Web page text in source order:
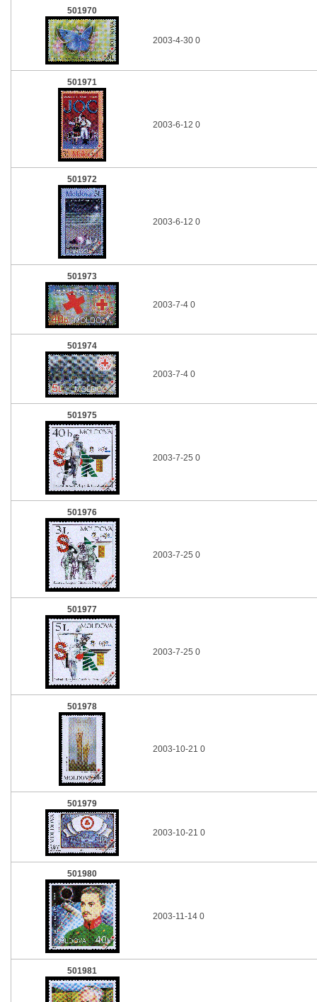
501970
2003-4-30 0
501971
2003-6-12 0
501972
2003-6-12 0
501973
2003-7-4 0
501974
2003-7-4 0
501975
2003-7-25 0
501976
2003-7-25 0
501977
2003-7-25 0
501978
2003-10-21 0
501979
2003-10-21 0
501980
2003-11-14 0
501981